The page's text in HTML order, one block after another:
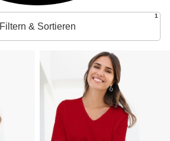
Filtern & Sortieren
1